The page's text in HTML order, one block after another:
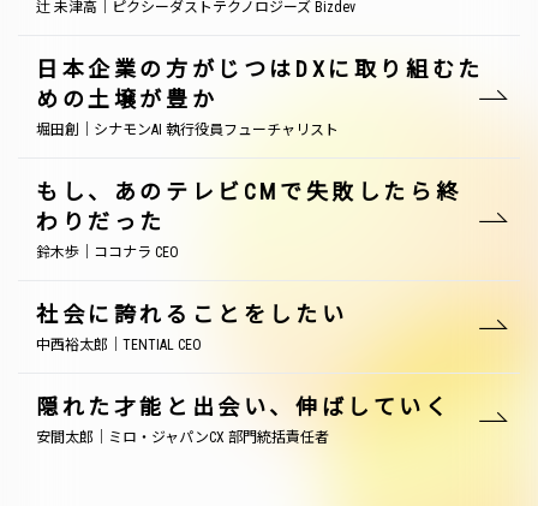
辻 未津高｜ピクシーダストテクノロジーズ Bizdev
日本企業の方がじつはDXに取り組むた
めの土壌が豊か
堀田創｜シナモンAI 執行役員フューチャリスト
もし、あのテレビCMで失敗したら終
わりだった
鈴木歩｜ココナラ CEO
社会に誇れることをしたい
中西裕太郎｜TENTIAL CEO
隠れた才能と出会い、伸ばしていく
安間太郎｜ミロ・ジャパンCX 部門統括責任者